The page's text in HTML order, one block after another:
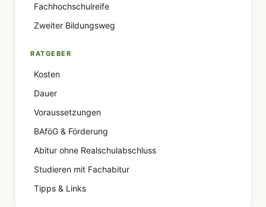
Fachhochschulreife
Zweiter Bildungsweg
RATGEBER
Kosten
Dauer
Voraussetzungen
BAföG & Förderung
Abitur ohne Realschulabschluss
Studieren mit Fachabitur
Tipps & Links